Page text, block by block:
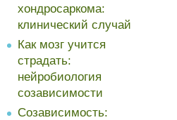
хондросаркома:
клинический случай
Как мозг учится
страдать:
нейробиология
созависимости
Созависимость: